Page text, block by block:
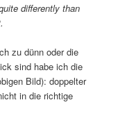
differently than
zu dünn oder die
sind habe ich die
Bild): doppelter
in die richtige